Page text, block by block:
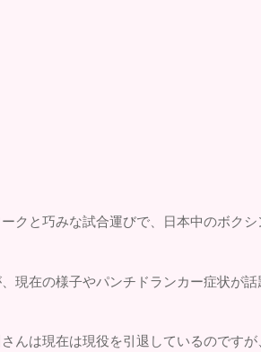
クと巧みな試合運びで、日本中のボクシ
現在の様子やパンチドランカー症状が話
んは現在は現役を引退しているのですが